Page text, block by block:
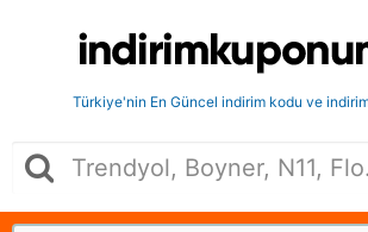
Türkiye'nin En Güncel indirim kodu ve